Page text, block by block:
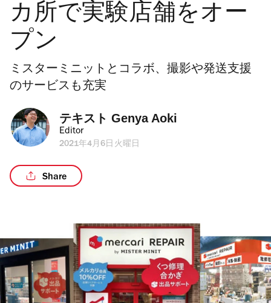
カ所で実験店舗をオー
プン
ミスターミニットとコラボ、撮影や発送支援
のサービスも充実
テキスト Genya Aoki
Editor
2021年4月6日火曜日
Share